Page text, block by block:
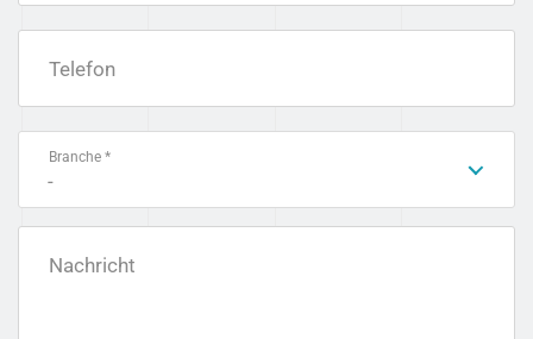
Telefon
Branche *
-
Nachricht